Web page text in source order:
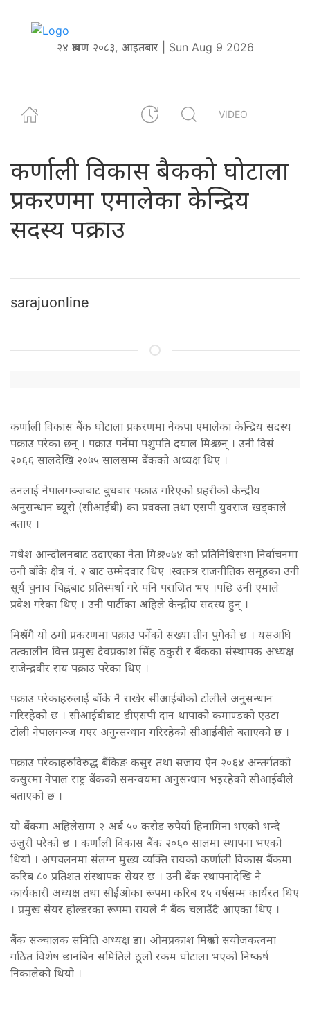
२४ श्रावण २०८३, आइतबार | Sun Aug 9 2026
VIDEO
कर्णाली विकास बैकको घोटाला
प्रकरणमा एमालेका केन्द्रिय
सदस्य पक्राउ
sarajuonline
कर्णाली विकास बैंक घोटाला प्रकरणमा नेकपा एमालेका केन्द्रिय सदस्य
पक्राउ परेका छन् । पक्राउ पर्नेमा पशुपति दयाल मिश्र छन् । उनी विसं
२०६६ सालदेखि २०७५ सालसम्म बैंकको अध्यक्ष थिए ।
उनलाई नेपालगञ्जबाट बुधबार पक्राउ गरिएको प्रहरीको केन्द्रीय
अनुसन्धान ब्यूरो (सीआईबी) का प्रवक्ता तथा एसपी युवराज खड्काले
बताए ।
मधेश आन्दोलनबाट उदाएका नेता मिश्र २०७४ को प्रतिनिधिसभा निर्वाचनमा
उनी बाँके क्षेत्र नं. २ बाट उम्मेदवार थिए ।स्वतन्त्र राजनीतिक समूहका उनी
सूर्य चुनाव चिह्नबाट प्रतिस्पर्धा गरे पनि पराजित भए ।पछि उनी एमाले
प्रवेश गरेका थिए । उनी पार्टीका अहिले केन्द्रीय सदस्य हुन् ।
मिश्रसँगै यो ठगी प्रकरणमा पक्राउ पर्नेको संख्या तीन पुगेको छ । यसअघि
तत्कालीन वित्त प्रमुख देवप्रकाश सिंह ठकुरी र बैंकका संस्थापक अध्यक्ष
राजेन्द्रवीर राय पक्राउ परेका थिए ।
पक्राउ परेकाहरुलाई बाँके नै राखेर सीआईबीको टोलीले अनुसन्धान
गरिरहेको छ । सीआईबीबाट डीएसपी दान थापाको कमाण्डको एउटा
टोली नेपालगञ्ज गएर अनुन्सन्धान गरिरहेको सीआईबीले बताएको छ ।
पक्राउ परेकाहरुविरुद्ध बैंकिङ कसुर तथा सजाय ऐन २०६४ अन्तर्गतको
कसुरमा नेपाल राष्ट्र बैंकको समन्वयमा अनुसन्धान भइरहेको सीआईबीले
बताएको छ ।
यो बैंकमा अहिलेसम्म २ अर्ब ५० करोड रुपैयाँ हिनामिना भएको भन्दै
उजुरी परेको छ । कर्णाली विकास बैंक २०६० सालमा स्थापना भएको
थियो । अपचलनमा संलग्न मुख्य व्यक्ति रायको कर्णाली विकास बैंकमा
करिब ८० प्रतिशत संस्थापक सेयर छ । उनी बैंक स्थापनादेखि नै
कार्यकारी अध्यक्ष तथा सीईओका रूपमा करिब १५ वर्षसम्म कार्यरत थिए
। प्रमुख सेयर होल्डरका रूपमा रायले नै बैंक चलाउँदै आएका थिए ।
बैंक सञ्चालक समिति अध्यक्ष डा। ओमप्रकाश मिश्रको संयोजकत्वमा
गठित विशेष छानबिन समितिले ठूलो रकम घोटाला भएको निष्कर्ष
निकालेको थियो ।